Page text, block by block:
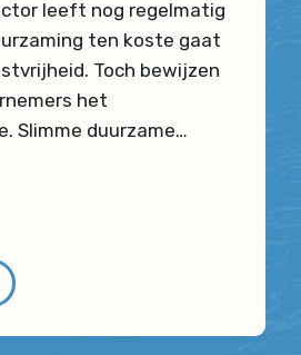
leeft nog regelmatig
ten koste gaat
Toch bewijzen
het
Slimme duurzame…